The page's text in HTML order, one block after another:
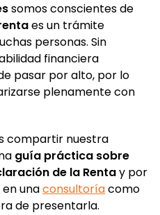
somos conscientes de
es un trámite
personas. Sin
financiera
pasar por alto, por lo
plenamente con
compartir nuestra
guía práctica sobre
de la Rentay por
unaconsultoríacomo
de presentarla.